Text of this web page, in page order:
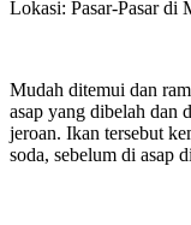
Lokasi: Pasar-Pasar di
Mudah ditemui dan
asap yang dibelah dan
jeroan. Ikan tersebut
soda, sebelum di asap